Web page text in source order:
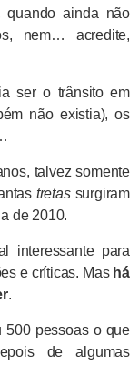
quando ainda não
nem… acredite,
ser o trânsito em
não existia), os
talvez somente
tretassurgiram
de 2010.
interessante para
e críticas. Mas há
.
500 pessoas o que
de algumas